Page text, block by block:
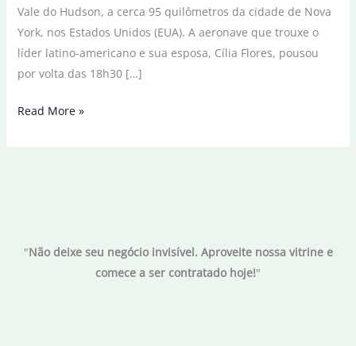
Vale do Hudson, a cerca 95 quilômetros da cidade de Nova
York, nos Estados Unidos (EUA). A aeronave que trouxe o
líder latino-americano e sua esposa, Cília Flores, pousou
por volta das 18h30 […]
Imagens
EUA
Read More »
"Não deixe seu negócio invisível. Aproveite nossa vitrine e
comece a ser contratado hoje!"